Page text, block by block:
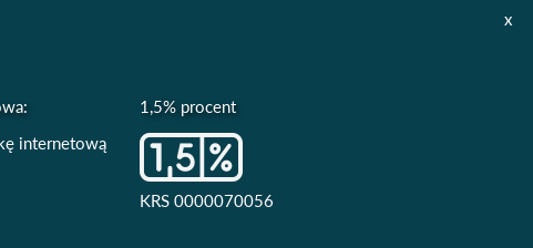
internetową
1,5% procent
KRS 0000070056
x